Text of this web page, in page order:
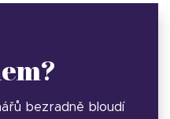
bezradně bloudí